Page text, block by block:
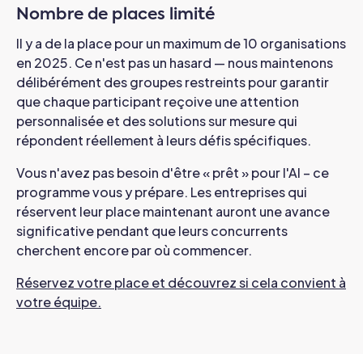
Nombre de places limité
Il y a de la place pour un maximum de 10 organisations
en 2025. Ce n'est pas un hasard — nous maintenons
délibérément des groupes restreints pour garantir
que chaque participant reçoive une attention
personnalisée et des solutions sur mesure qui
répondent réellement à leurs défis spécifiques.
Vous n'avez pas besoin d'être « prêt » pour l'AI – ce
programme vous y prépare. Les entreprises qui
réservent leur place maintenant auront une avance
significative pendant que leurs concurrents
cherchent encore par où commencer.
Réservez votre place et découvrez si cela convient à
votre équipe.